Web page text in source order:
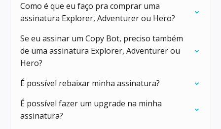
Como é que eu faço pra comprar uma
assinatura Explorer, Adventurer ou Hero?
Se eu assinar um Copy Bot, preciso também
de uma assinatura Explorer, Adventurer ou
Hero?
É possível rebaixar minha assinatura?
É possível fazer um upgrade na minha
assinatura?